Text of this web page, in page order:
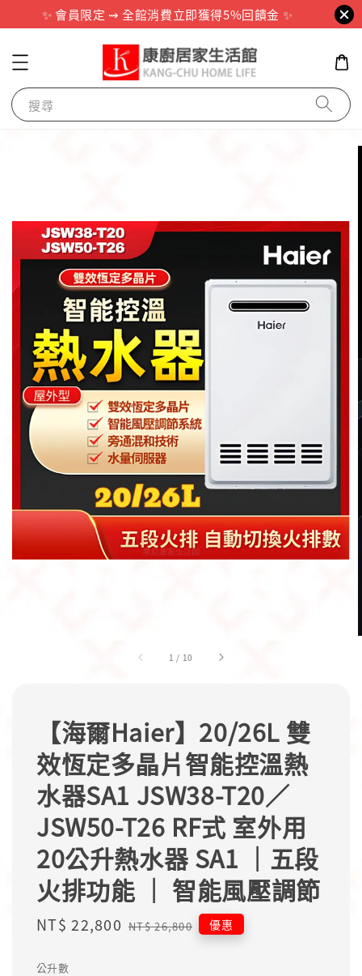
✨ 會員限定 ⇝ 全館消費立即獲得5%回饋金 ✨
搜尋
1 / 10
【海爾Haier】20/26L 雙
效恆定多晶片智能控溫熱
水器SA1 JSW38-T20／
JSW50-T26 RF式 室外用
20公升熱水器 SA1 ｜五段
火排功能 ｜ 智能風壓調節
Sale
NT$ 22,800 Regular
NT$ 26,800 優惠
公升數